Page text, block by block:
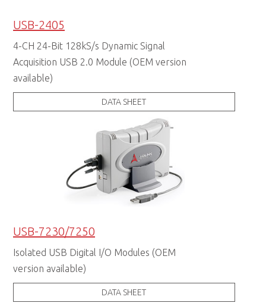
USB-2405
4-CH 24-Bit 128kS/s Dynamic Signal
Acquisition USB 2.0 Module (OEM version
available)
DATA SHEET
USB-7230/7250
Isolated USB Digital I/O Modules (OEM
version available)
DATA SHEET